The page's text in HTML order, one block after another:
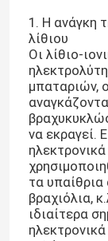
1. Η ανάγκη
λίθιου
Οι λίθιο-
μπαταριών,
να εκραγεί.
τα υπαίθρια
βραχιόλια,
ιδιαίτερα